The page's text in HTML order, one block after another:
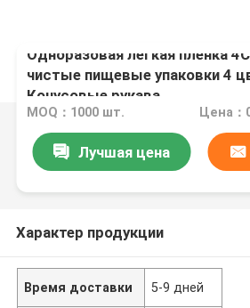
Одноразовая легкая пленка
чистые пищевые упаковки 4
Конусовые рукава
MOQ：1000 шт. Цена：
Лучшая цена
Характер продукции
Время доставки 5-9 дней